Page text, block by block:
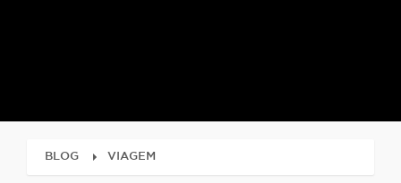
BLOG VIAGEM